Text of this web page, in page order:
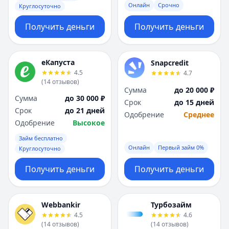
Круглосуточно
Получить деньги
Онлайн Срочно
Получить деньги
еКапуста
4.5
(14отзывов)
Сумма
до 30 000 ₽
Срок
до 21 дней
Одобрение
Высокое
Займ бесплатно
Круглосуточно
Получить деньги
Snapcredit
4.7
Сумма
до 20 000 ₽
Срок
до 15 дней
Одобрение
Среднее
Онлайн Первый займ 0%
Получить деньги
Webbankir
4.5
(14отзывов)
Турбозайм
4.6
(14отзывов)